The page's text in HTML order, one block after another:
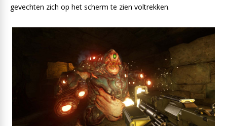
gevechten zich op het scherm te zien voltrekken.